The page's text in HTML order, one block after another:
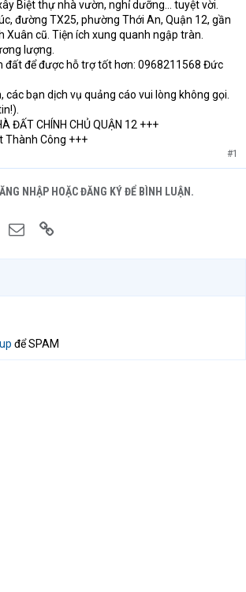
Biệt thự nhà vườn, nghỉ dưỡng... tuyệt vời.
đường TX25, phường Thới An, Quận 12, gần
Xuân cũ. Tiện ích xung quanh ngập tràn.
lượng.
đất để được hỗ trợ tốt hơn: 0968211568 Đức
các bạn dịch vụ quảng cáo vui lòng không gọi.
ĐẤT CHÍNH CHỦ QUẬN 12 +++
Thành Công +++
#1
NHẬP HOẶC ĐĂNG KÝ ĐỂ BÌNH LUẬN.
Email
để SPAM